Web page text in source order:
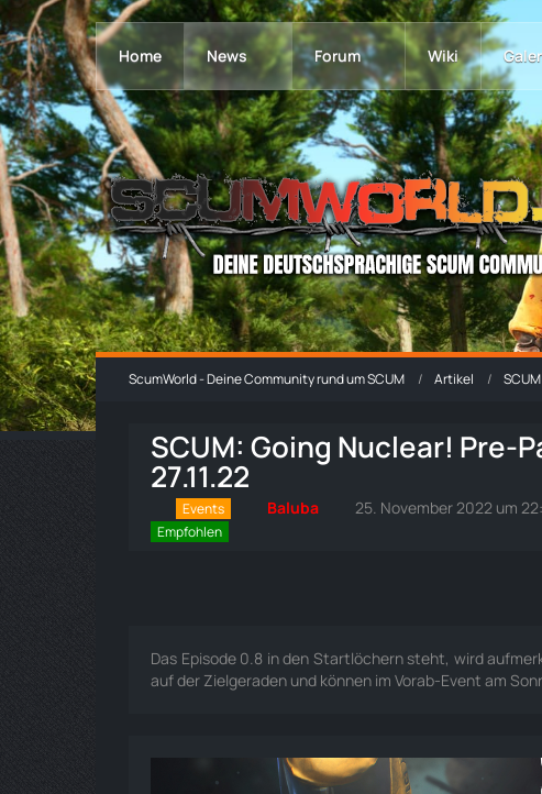
Home News Forum Wiki
ScumWorld - Deine Community rund um SCUM Artikel
SCUM: Going Nuclear! Pre-
27.11.22
Events Baluba 25. November 2022 um
Empfohlen
Das Episode 0.8 in den Startlöchern steht, wird
auf der Zielgeraden und können im Vorab-Event am